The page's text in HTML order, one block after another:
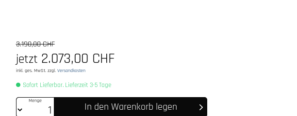
3.190,00 CHF
jetzt 2.073,00 CHF
inkl. ges. MwSt. zzgl. Versandkosten
Sofort Lieferbar. Lieferzeit 3-5 Tage
Menge